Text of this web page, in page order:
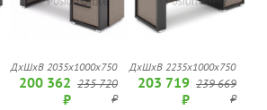
ДхШхВ 2035х1000х750
200 362
₽
235 720
₽
ДхШхВ 2235х1000х750
203 719
₽
239 669
₽